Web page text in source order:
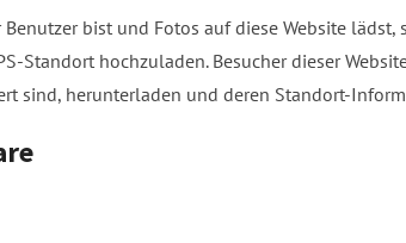
bist und Fotos auf diese Website
Standort hochzuladen. Besucher dieser
sind, herunterladen und deren Standort-